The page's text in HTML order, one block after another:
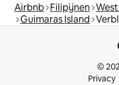
Airbnb Filipijnen
Guimaras Island
©
Privacy